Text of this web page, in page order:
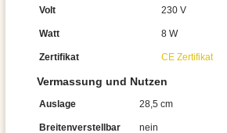
Volt 230 V
Watt 8 W
Zertifikat CE Zertifikat
Vermassung und Nutzen
Auslage 28,5 cm
Breitenverstellbar nein